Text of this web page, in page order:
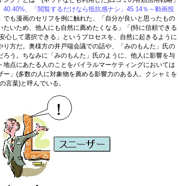
40.40%、「閲覧するだけなら抵抗感ナシ」45.14％～動画投
でも漫画のセリフを例に触れた、「自分が良いと思ったもの
たいため、他人にも自然に薦めたくなる」「(特に信頼できる
心して選択できる」というプロセスを、自然に起きるように
り方だ。奥様方の井戸端会議での話や、「みのもんた」氏の
ろう。ちなみに「みのもんた」氏のように、他人に影響を与
地点にあたる人のことをバイラルマーケティングにおいては
ー」(多数の人に対象物を薦める影響力のある人。クシャミを
言葉)と呼んでいる。